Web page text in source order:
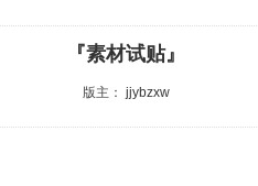
『素材试贴』
版主： jjybzxw